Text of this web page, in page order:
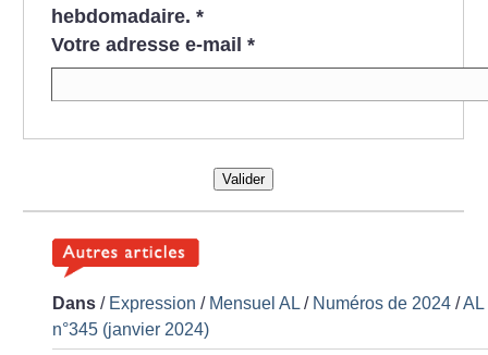
hebdomadaire. *
Votre adresse e-mail *
Valider
Dans / Expression / Mensuel AL / Numéros de 2024 /AL
n°345 (janvier 2024)